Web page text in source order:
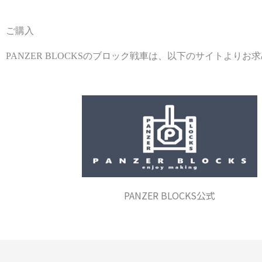
ご購入
PANZER BLOCKSのブロック戦車は、以下のサイトよりお求
PANZER BLOCKS公式